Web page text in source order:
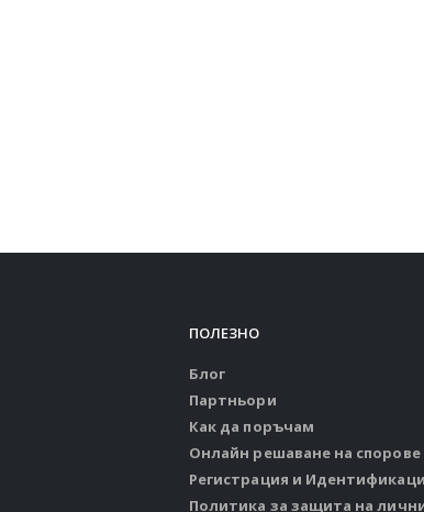
ПОЛЕЗНО
Блог
Партньори
Как да поръчам
Онлайн решаване на спорове
Регистрация и
Политика за защита на